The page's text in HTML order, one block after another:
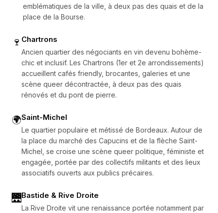
emblématiques de la ville, à deux pas des quais et de la
place de la Bourse.
🍷 Chartrons
Ancien quartier des négociants en vin devenu bohème-
chic et inclusif. Les Chartrons (1er et 2e arrondissements)
accueillent cafés friendly, brocantes, galeries et une
scène queer décontractée, à deux pas des quais
rénovés et du pont de pierre.
🌍Saint-Michel
Le quartier populaire et métissé de Bordeaux. Autour de
la place du marché des Capucins et de la flèche Saint-
Michel, se croise une scène queer politique, féministe et
engagée, portée par des collectifs militants et des lieux
associatifs ouverts aux publics précaires.
🌉Bastide & Rive Droite
La Rive Droite vit une renaissance portée notamment par